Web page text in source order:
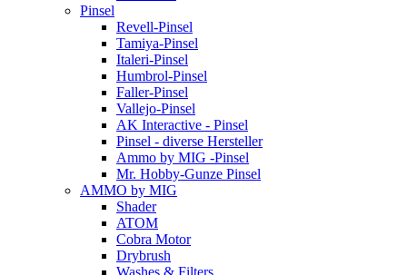
Pinsel
Revell-Pinsel
Tamiya-Pinsel
Italeri-Pinsel
Humbrol-Pinsel
Faller-Pinsel
Vallejo-Pinsel
AK Interactive - Pinsel
Pinsel - diverse Hersteller
Ammo by MIG -Pinsel
Mr. Hobby-Gunze Pinsel
AMMO by MIG
Shader
ATOM
Cobra Motor
Drybrush
Washes & Filters